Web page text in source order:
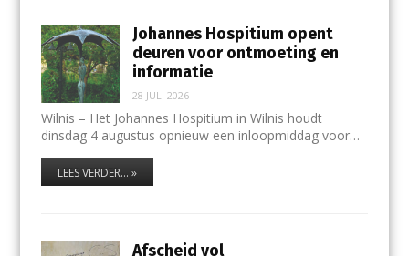
Johannes Hospitium opent
deuren voor ontmoeting en
informatie
28 JULI 2026
Wilnis – Het Johannes Hospitium in Wilnis houdt
dinsdag 4 augustus opnieuw een inloopmiddag voor…
LEES VERDER... »
Afscheid vol